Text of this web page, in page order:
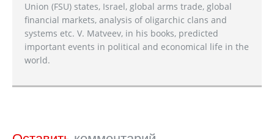
Union (FSU) states, Israel, global arms trade, global
financial markets, analysis of oligarchic clans and
systems etc. V. Matveev, in his books, predicted
important events in political and economical life in the
world.